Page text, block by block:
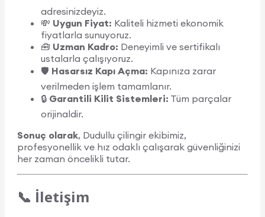
adresinizdeyiz.
💸 Uygun Fiyat: Kaliteli hizmeti ekonomik
fiyatlarla sunuyoruz.
🧰 Uzman Kadro: Deneyimli ve sertifikalı
ustalarla çalışıyoruz.
🛡️ Hasarsız Kapı Açma: Kapınıza zarar
verilmeden işlem tamamlanır.
🔒 Garantili Kilit Sistemleri: Tüm parçalar
orijinaldir.
Sonuç olarak, Dudullu çilingir ekibimiz,
profesyonellik ve hız odaklı çalışarak güvenliğinizi
her zaman öncelikli tutar.
📞 İletişim